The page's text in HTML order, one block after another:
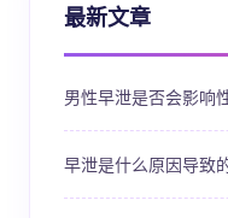
最新文章
男性早泄是否会影响
早泄是什么原因导致